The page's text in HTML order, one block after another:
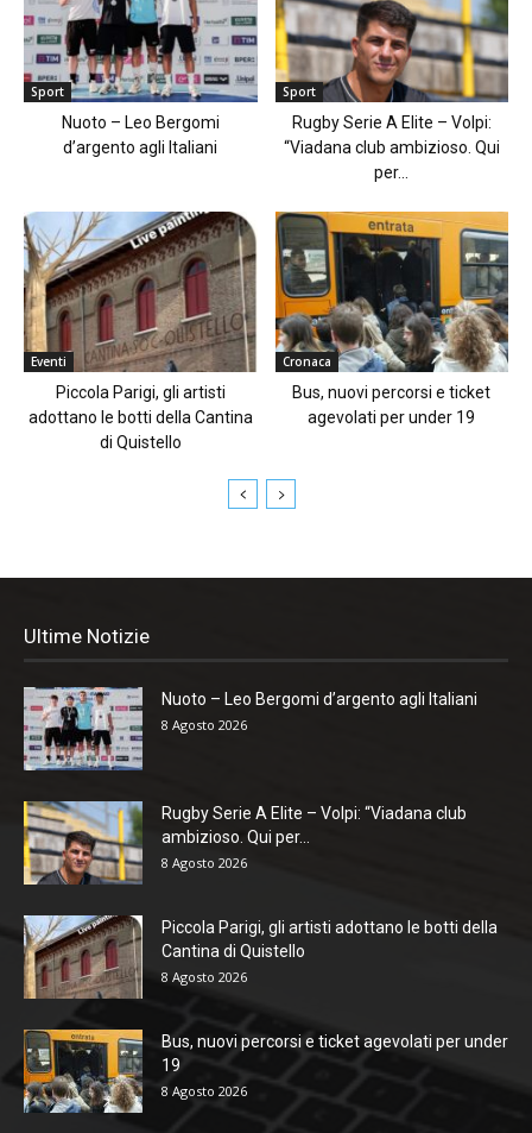
Sport
Nuoto – Leo Bergomi
d’argento agli Italiani
Sport
Rugby Serie A Elite – Volpi:
“Viadana club ambizioso. Qui
per...
Eventi
Piccola Parigi, gli artisti
adottano le botti della Cantina
di Quistello
Cronaca
Bus, nuovi percorsi e ticket
agevolati per under 19
Ultime Notizie
Nuoto – Leo Bergomi d’argento agli Italiani
8 Agosto 2026
Rugby Serie A Elite – Volpi: “Viadana club
ambizioso. Qui per...
8 Agosto 2026
Piccola Parigi, gli artisti adottano le botti della
Cantina di Quistello
8 Agosto 2026
Bus, nuovi percorsi e ticket agevolati per under
19
8 Agosto 2026